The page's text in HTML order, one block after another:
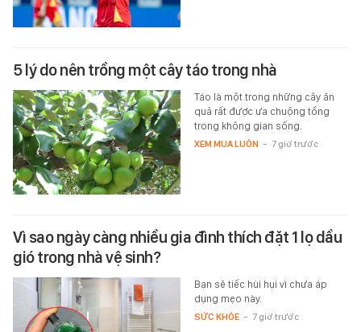
5 lý do nên trồng một cây táo trong nhà
Táo là một trong những cây ăn
quả rất được ưa chuộng tồng
trong không gian sống.
XEM MUA LUÔN - 7 giờ trước
Vì sao ngày càng nhiều gia đình thích đặt 1 lọ dầu
gió trong nhà vệ sinh?
Bạn sẽ tiếc hùi hụi vì chưa áp
dụng mẹo này.
SỨC KHỎE - 7 giờ trước